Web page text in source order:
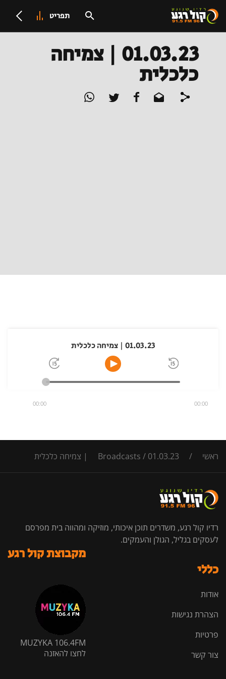
תפריט
01.03.23 | צמיחה
כלכלית
01.03.23 | צמיחה כלכלית
00:00
00:00
ראשי /
Broadcasts / 01.03.23 | צמיחה כלכלית
רדיו קול רגע, משדרים תוכן איכותי, מוזיקה ומהווה בית מפרסם
לעסקים בגליל, הגולן והעמקים.
כללי
אודות
הצהרת נגישות
פרטיות
צור קשר
מקבוצת קול רגע
MUZYKA 106.4FM
לחצו להאזנה